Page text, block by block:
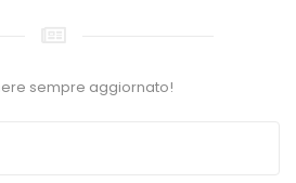
sempre aggiornato!